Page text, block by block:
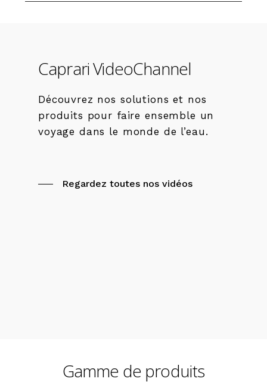
CaprariVideoChannel
Découvrez nos solutions et nos
produits pour faire ensemble un
voyage dans le monde de l’eau.
Regardez toutes nos vidéos
Gamme de produits